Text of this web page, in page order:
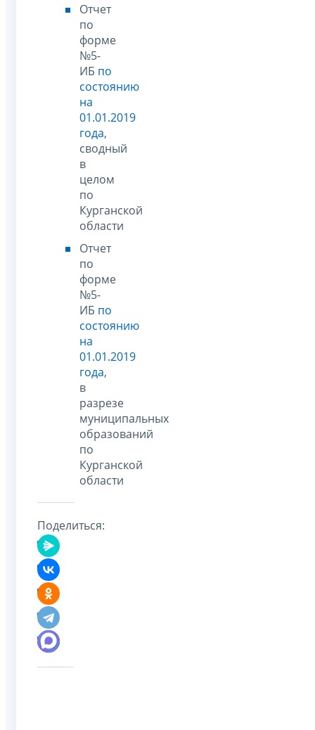
Отчет
по
форме
№5-
ИБ по
состоянию
на
01.01.2019
года,
сводный
в
целом
по
Курганской
области
Отчет
по
форме
№5-
ИБ по
состоянию
на
01.01.2019
года,
в
разрезе
муниципальных
образований
по
Курганской
области
Поделиться: